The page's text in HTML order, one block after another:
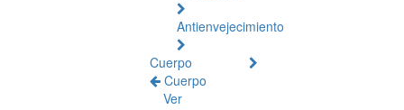
Antienvejecimiento
Cuerpo
Cuerpo
Ver